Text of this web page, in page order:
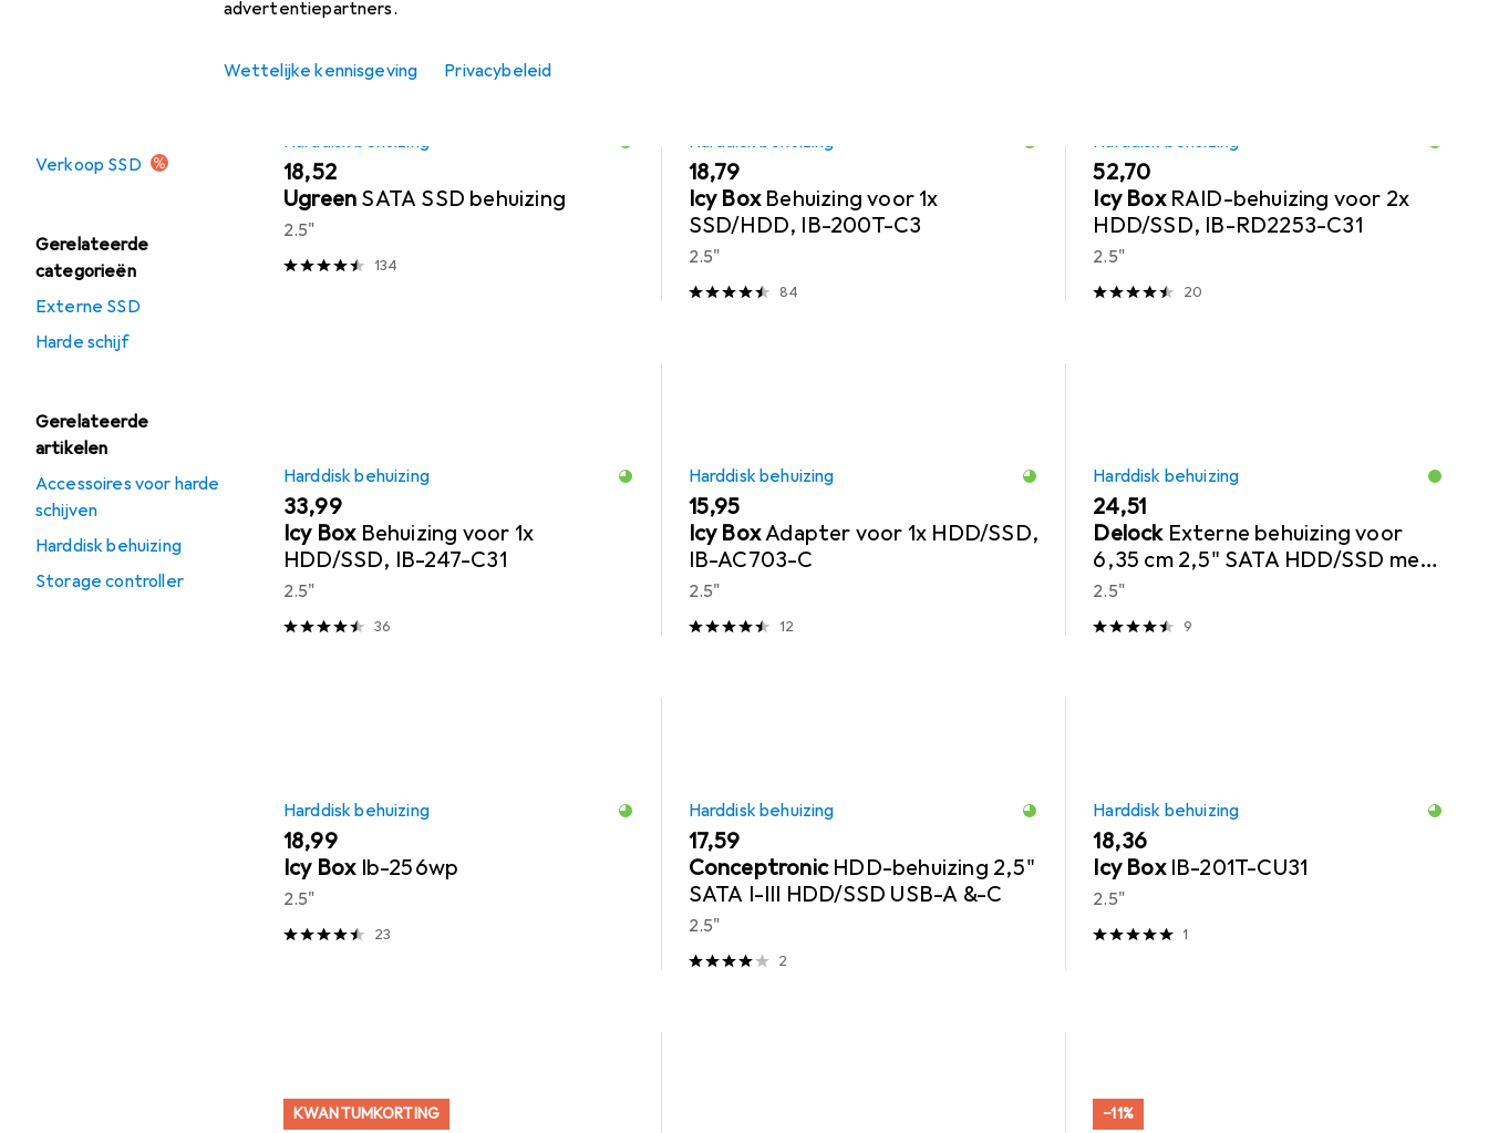
advertentiepartners.
Wettelijke kennisgeving Privacybeleid
Verkoop SSD
Gerelateerde
categorieën
Externe SSD
Harde schijf
Gerelateerde
artikelen
Accessoires voor harde
schijven
Harddisk behuizing
Storage controller
Harddisk behuizing
EUR
18,52
Ugreen SATA SSD behuizing
2.5"
134
Harddisk behuizing
EUR
18,79
Icy Box Behuizing voor 1x
SSD/HDD, IB-200T-C3
2.5"
84
Harddisk behuizing
EUR
52,70
Icy Box RAID-behuizing voor 2x
HDD/SSD, IB-RD2253-C31
2.5"
20
Harddisk behuizing
EUR
33,99
Icy Box Behuizing voor 1x
HDD/SSD, IB-247-C31
2.5"
36
Harddisk behuizing
EUR
15,95
Icy BoxAdapter voor 1x HDD/SSD,
IB-AC703-C
2.5"
12
Harddisk behuizing
EUR
24,51
Delock Externe behuizing voor
6,35 cm 2,5" SATA HDD/SSD met
SuperSpeed USB 10 Gbps USB 3.1
Gen 2
2.5"
9
Harddisk behuizing
EUR
18,99
Icy Box Ib-256wp
2.5"
23
Harddisk behuizing
EUR
17,59
Conceptronic HDD-behuizing 2,5"
SATA I-III HDD/SSD USB-A &-C
2.5"
2
Harddisk behuizing
EUR
18,36
Icy Box IB-201T-CU31
2.5"
1
KWANTUMKORTING −11%